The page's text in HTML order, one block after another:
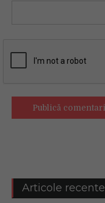
Articole recente